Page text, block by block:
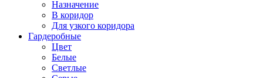
Назначение
В коридор
Для узкого коридора
Гардеробные
Цвет
Белые
Светлые